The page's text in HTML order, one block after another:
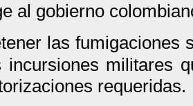
al gobierno
las
incursiones militares
requeridas.